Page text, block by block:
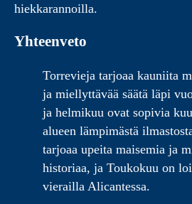
hiekkarannoilla.
Yhteenveto
Torrevieja tarjoaa kauniita
ja miellyttävää säätä läpi
ja helmikuu ovat sopivia
alueen lämpimästä
tarjoaa upeita maisemia ja
historiaa, ja Toukokuu on
vierailla Alicantessa.